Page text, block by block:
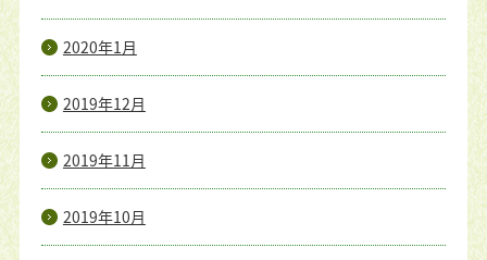
2020年1月
2019年12月
2019年11月
2019年10月